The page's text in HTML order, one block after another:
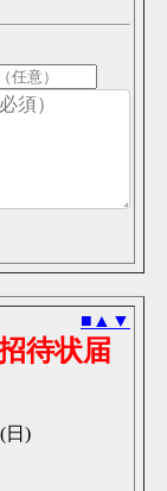
■ ▲ ▼
待状届
日)